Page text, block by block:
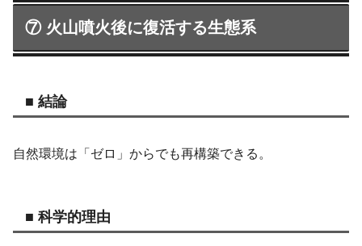
⑦ 火山噴火後に復活する生態系
■ 結論
自然環境は「ゼロ」からでも再構築できる。
■ 科学的理由